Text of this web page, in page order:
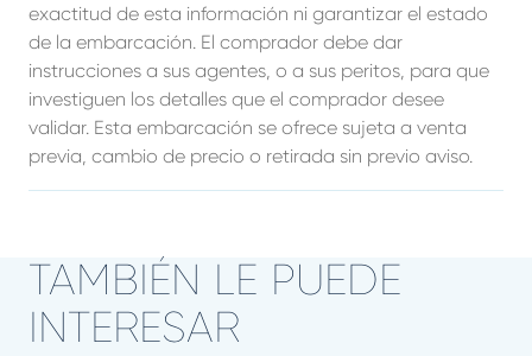
exactitud de esta información ni garantizar el estado
de la embarcación. El comprador debe dar
instrucciones a sus agentes, o a sus peritos, para que
investiguen los detalles que el comprador desee
validar. Esta embarcación se ofrece sujeta a venta
previa, cambio de precio o retirada sin previo aviso.
TAMBIÉN LE PUEDE
INTERESAR